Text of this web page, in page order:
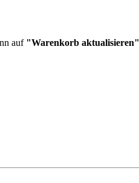
auf "Warenkorb aktualisieren"